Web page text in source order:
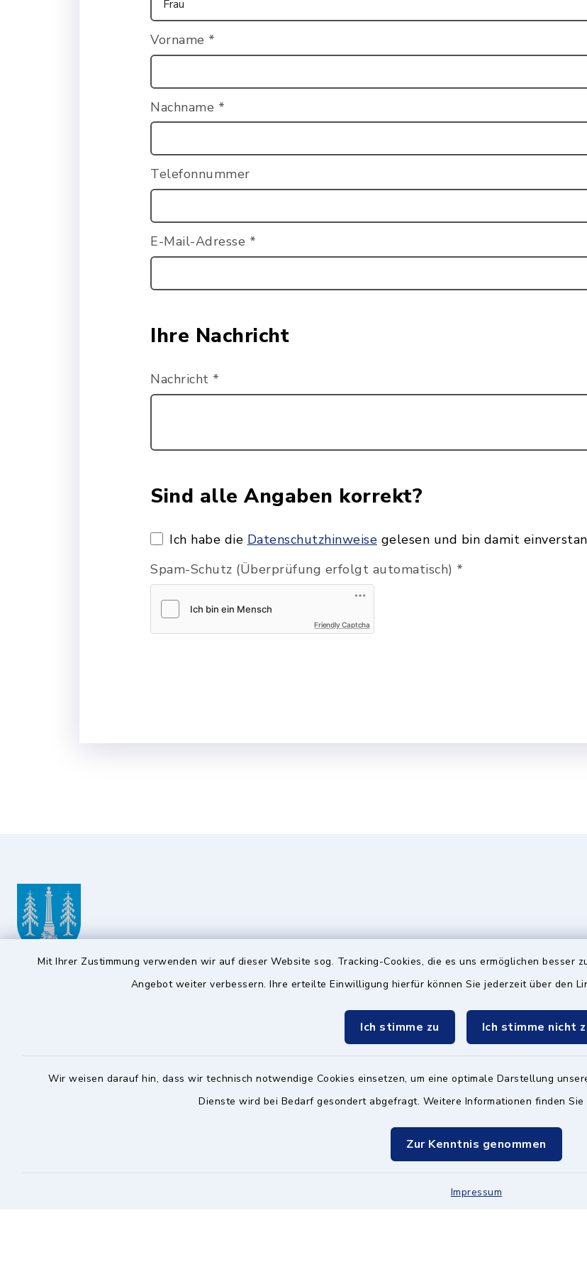
Mit Ihrer Zustimmung verwenden wir auf dieser Website sog. Tracking-Cookies, die es uns ermöglichen
Angebot weiter verbessern. Ihre erteilte Einwilligung hierfür können Sie jederzeit über den
Ich stimme zu Ich stimme nicht
Wir weisen darauf hin, dass wir technisch notwendige Cookies einsetzen, um eine optimale Darstellung
Dienste wird bei Bedarf gesondert abgefragt. Weitere Informationen finden Sie
Zur Kenntnis genommen
Impressum
Vorname *
Nachname *
Telefonnummer
E-Mail-Adresse *
Ihre Nachricht
Nachricht *
Sind alle Angaben korrekt?
Ich habe die Datenschutzhinweise gelesen und bin damit
Spam-Schutz (Überprüfung erfolgt automatisch) *
Friendly Captcha
Gemeinde Ottobrunn
089 60808-0
facebookyoutubeinstagram
Öffnungszeiten
08:00-12:00 Uhr
Donnerstag zusätzlich:
14:00-18:00 Uhr
Hinweis
Falls die
werden müssen,
"Aktuelle
eine